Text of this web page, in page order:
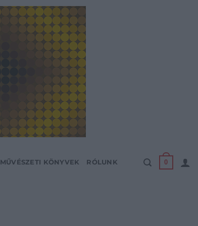
MŰVÉSZETI KÖNYVEK RÓLUNK 0